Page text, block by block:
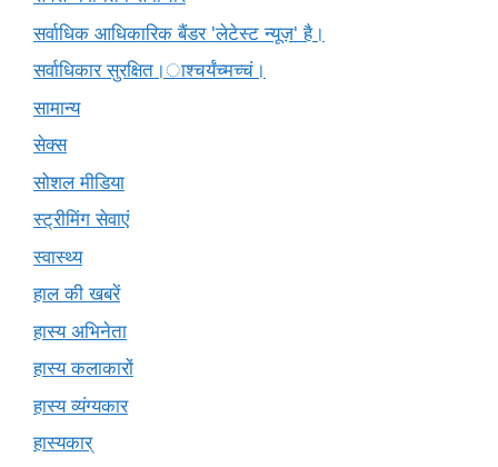
सर्वाधिक आधिकारिक बैंडर 'लेटेस्ट न्यूज़' है।
सर्वाधिकार सुरक्षित।ाश्चर्यंच्मच्चं।
सामान्य
सेक्स
सोशल मीडिया
स्ट्रीमिंग सेवाएं
स्वास्थ्य
हाल की खबरें
हास्य अभिनेता
हास्य कलाकारों
हास्य व्यंग्यकार
हास्यकार्